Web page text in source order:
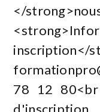
</
78 12